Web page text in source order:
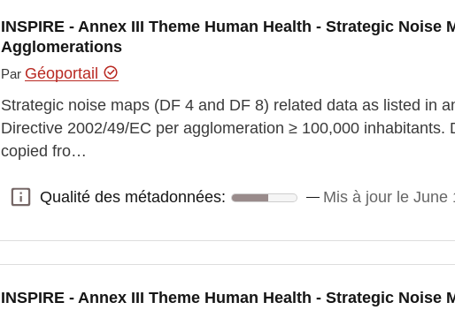
INSPIRE - Annex III Theme Human Health - Strategic Noise
Agglomerations
Par Géoportail
Strategic noise maps (DF 4 and DF 8) related data as listed in
Directive 2002/49/EC per agglomeration ≥ 100,000 inhabitants.
copied fro…
Qualité des métadonnées:
Qualité des métadonnées: Mis à jour le June
INSPIRE - Annex III Theme Human Health - Strategic Noise